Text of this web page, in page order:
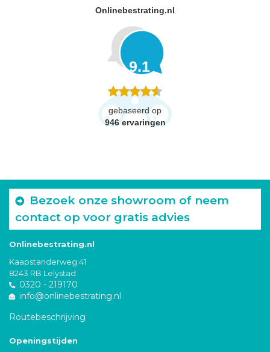
Onlinebestrating.nl
9.1
gebaseerd op
946 ervaringen
Bezoek onze showroom of neem
contact op voor gratis advies
Onlinebestrating.nl
Kaapstanderweg 41
8243 RB Lelystad
0320 - 219170
info@onlinebestrating.nl
Routebeschrijving
Openingstijden